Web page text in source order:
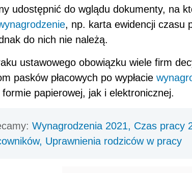
udostępnić do wglądu dokumenty, na
, np. karta ewidencji czasu
do nich nie należą.
ustawowego obowiązku wiele firm
pasków płacowych po wypłacie
papierowej, jak i elektronicznej.
Wynagrodzenia 2021, Czas pracy
Uprawnienia rodziców w pracy